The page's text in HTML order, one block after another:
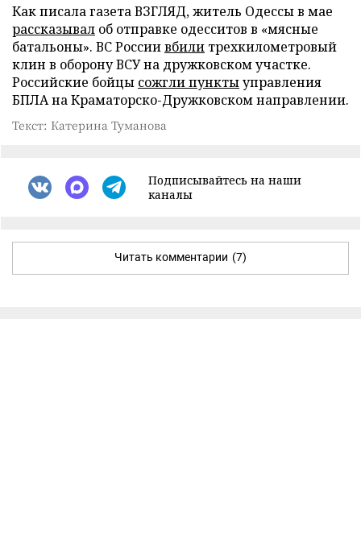
Как писала газета ВЗГЛЯД, житель Одессы в мае
рассказывал об отправке одесситов в «мясные
батальоны». ВС Россиивбили трехкилометровый
клин в оборону ВСУ на дружковском участке.
Российские бойцы сожгли пунктыуправления
БПЛА на Краматорско-Дружковском направлении.
Текст: Катерина Туманова
Подписывайтесь на наши
каналы
Читать комментарии (7)